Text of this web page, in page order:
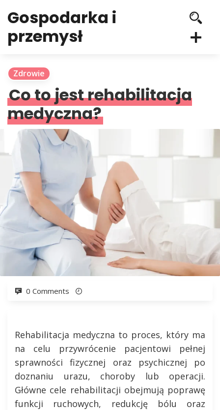
Gospodarka i
przemysł
Zdrowie
Co to jest rehabilitacja
medyczna?
0 Comments
Rehabilitacja medyczna to proces, który ma
na celu przywrócenie pacjentowi pełnej
sprawności fizycznej oraz psychicznej po
doznaniu urazu, choroby lub operacji.
Główne cele rehabilitacji obejmują poprawę
funkcji ruchowych, redukcję bólu oraz